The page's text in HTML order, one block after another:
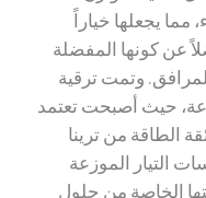
مما يجعلها خياراً
عن كونها المفضلة
وتمت ترقية
حيث أصبحت تعتمد
الطاقة من ترينا
التيار الموزعة
الخاصة من حلول